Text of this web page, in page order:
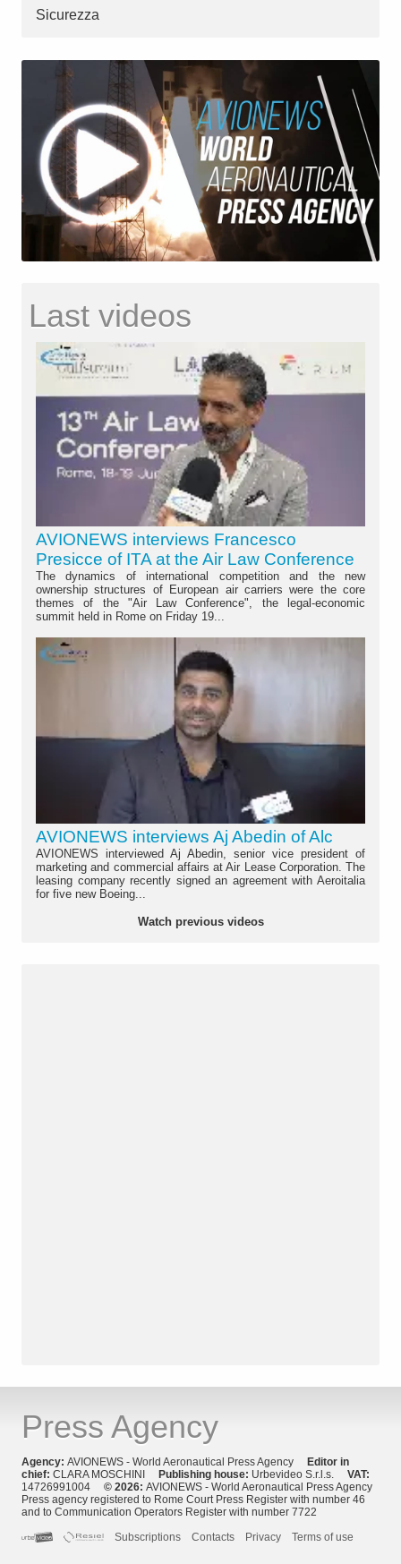
Sicurezza
Last videos
AVIONEWS interviews Francesco
Presicce of ITA at the Air Law Conference
The dynamics of international competition and the new
ownership structures of European air carriers were the core
themes of the "Air Law Conference", the legal-economic
summit held in Rome on Friday 19...
AVIONEWS interviews Aj Abedin of Alc
AVIONEWS interviewed Aj Abedin, senior vice president of
marketing and commercial affairs at Air Lease Corporation. The
leasing company recently signed an agreement with Aeroitalia
for five new Boeing...
Watch previous videos
Press Agency
Agency: AVIONEWS - World Aeronautical Press Agency Editor in
chief: CLARA MOSCHINI Publishing house: Urbevideo S.r.l.s. VAT:
14726991004 © 2026: AVIONEWS - World Aeronautical Press Agency
Press agency registered to Rome Court Press Register with number 46
and to Communication Operators Register with number 7722
Subscriptions
Contacts Privacy Terms of use